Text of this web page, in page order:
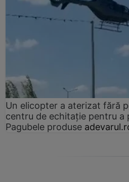
Un elicopter a aterizat fără
centru de echitație pentru a
Pagubele produse